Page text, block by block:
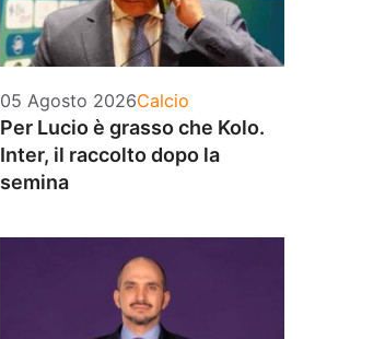
05 Agosto 2026Categorie
Calcio
Per Lucio è grasso che Kolo.
Inter, il raccolto dopo la
semina